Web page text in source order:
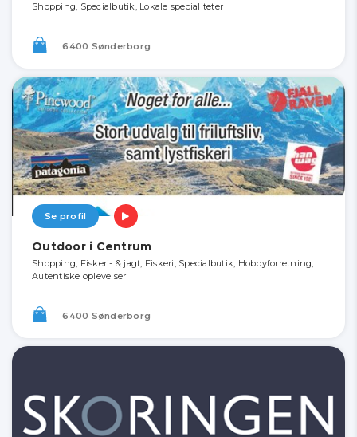
Shopping, Specialbutik, Lokale specialiteter
6400 Sønderborg
Se profil
Outdoor i Centrum
Shopping, Fiskeri- & jagt, Fiskeri, Specialbutik, Hobbyforretning,
Autentiske oplevelser
6400 Sønderborg